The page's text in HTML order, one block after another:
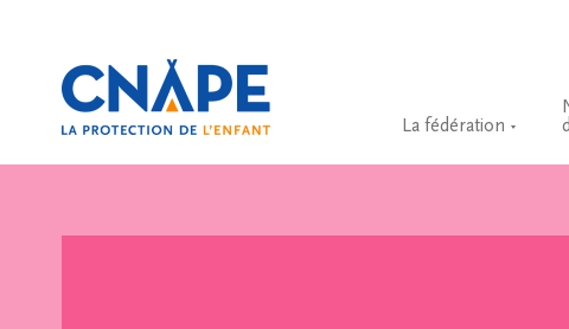
La fédération